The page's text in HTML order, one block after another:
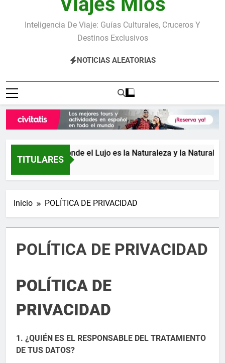
Inteligencia De Viaje: Guías Culturales, Cruceros Y
Destinos Exclusivos
NOTICIAS ALEATORIAS
TITULARES
Costa Rica: donde el Lujo es la Naturaleza y la Naturaleza
2 Días Atrás
Inicio POLÍTICA DE PRIVACIDAD
POLÍTICA DE PRIVACIDAD
POLÍTICA DE
PRIVACIDAD
1. ¿QUIÉN ES EL RESPONSABLE DEL TRATAMIENTO
DE TUS DATOS?